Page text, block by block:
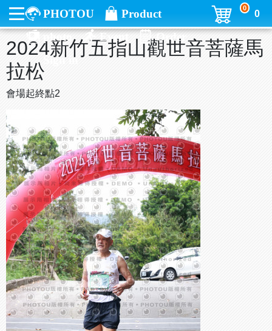
PHOTOU
Product
photo
Event
Order
Sign in
0
0
2024新竹五指山觀世音菩薩馬
拉松
會場起終點2